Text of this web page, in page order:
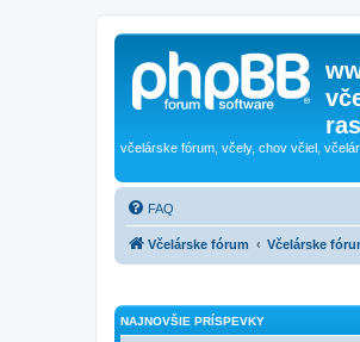
včelárske fórum, včely, chov včiel,
FAQ
Včelárske fórum Včelárske
NAJNOVŠIE PRÍSPEVKY